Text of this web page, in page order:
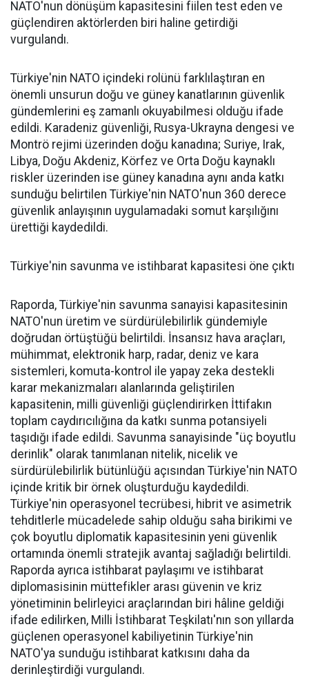
NATO'nun dönüşüm kapasitesini fiilen test eden ve
güçlendiren aktörlerden biri haline getirdiği
vurgulandı.
Türkiye'nin NATO içindeki rolünü farklılaştıran en
önemli unsurun doğu ve güney kanatlarının güvenlik
gündemlerini eş zamanlı okuyabilmesi olduğu ifade
edildi. Karadeniz güvenliği, Rusya-Ukrayna dengesi ve
Montrö rejimi üzerinden doğu kanadına; Suriye, Irak,
Libya, Doğu Akdeniz, Körfez ve Orta Doğu kaynaklı
riskler üzerinden ise güney kanadına aynı anda katkı
sunduğu belirtilen Türkiye'nin NATO'nun 360 derece
güvenlik anlayışının uygulamadaki somut karşılığını
ürettiği kaydedildi.
Türkiye'nin savunma ve istihbarat kapasitesi öne çıktı
Raporda, Türkiye'nin savunma sanayisi kapasitesinin
NATO'nun üretim ve sürdürülebilirlik gündemiyle
doğrudan örtüştüğü belirtildi. İnsansız hava araçları,
mühimmat, elektronik harp, radar, deniz ve kara
sistemleri, komuta-kontrol ile yapay zeka destekli
karar mekanizmaları alanlarında geliştirilen
kapasitenin, milli güvenliği güçlendirirken İttifakın
toplam caydırıcılığına da katkı sunma potansiyeli
taşıdığı ifade edildi. Savunma sanayisinde "üç boyutlu
derinlik" olarak tanımlanan nitelik, nicelik ve
sürdürülebilirlik bütünlüğü açısından Türkiye'nin NATO
içinde kritik bir örnek oluşturduğu kaydedildi.
Türkiye'nin operasyonel tecrübesi, hibrit ve asimetrik
tehditlerle mücadelede sahip olduğu saha birikimi ve
çok boyutlu diplomatik kapasitesinin yeni güvenlik
ortamında önemli stratejik avantaj sağladığı belirtildi.
Raporda ayrıca istihbarat paylaşımı ve istihbarat
diplomasisinin müttefikler arası güvenin ve kriz
yönetiminin belirleyici araçlarından biri hâline geldiği
ifade edilirken, Milli İstihbarat Teşkilatı'nın son yıllarda
güçlenen operasyonel kabiliyetinin Türkiye'nin
NATO'ya sunduğu istihbarat katkısını daha da
derinleştirdiği vurgulandı.